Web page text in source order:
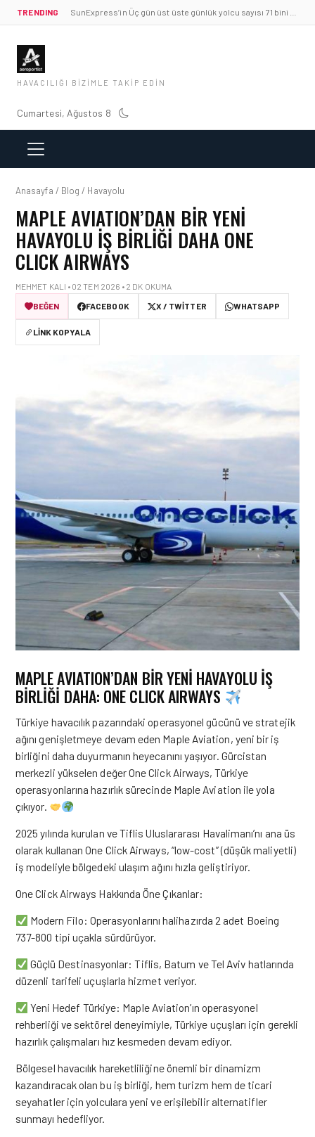
TRENDING
HAVACILIĞI BIZIMLE TAKIP EDIN
Cumartesi, Ağustos 8
Anasayfa / Blog / Havayolu
MAPLE AVIATION’DAN BIR YENI
HAVAYOLU İŞ BIRLIĞI DAHA ONE
CLICK AIRWAYS
MEHMET KALI • 02 TEM 2026 • 2 DK OKUMA
BEĞEN
FACEBOOK X / TWITTER WHATSAPP
LINK KOPYALA
MAPLE AVIATION’DAN BİR YENİ HAVAYOLU İŞ
BİRLİĞİ DAHA: ONE CLICK AIRWAYS
Türkiye havacılık pazarındaki operasyonel gücünü ve stratejik
ağını genişletmeye devam eden Maple Aviation, yeni bir iş
birliğini daha duyurmanın heyecanını yaşıyor. Gürcistan
merkezli yükselen değer One Click Airways, Türkiye
operasyonlarına hazırlık sürecinde Maple Aviation ile yola
çıkıyor.
2025 yılında kurulan ve Tiflis Uluslararası Havalimanı’nı ana üs
olarak kullanan One Click Airways, “low-cost” (düşük maliyetli)
iş modeliyle bölgedeki ulaşım ağını hızla geliştiriyor.
One Click Airways Hakkında Öne Çıkanlar:
Modern Filo: Operasyonlarını halihazırda 2 adet Boeing
737-800 tipi uçakla sürdürüyor.
Güçlü Destinasyonlar: Tiflis, Batum ve Tel Aviv hatlarında
düzenli tarifeli uçuşlarla hizmet veriyor.
Yeni Hedef Türkiye: Maple Aviation’ın operasyonel
rehberliği ve sektörel deneyimiyle, Türkiye uçuşları için gerekli
hazırlık çalışmaları hız kesmeden devam ediyor.
Bölgesel havacılık hareketliliğine önemli bir dinamizm
kazandıracak olan bu iş birliği, hem turizm hem de ticari
seyahatler için yolculara yeni ve erişilebilir alternatifler
sunmayı hedefliyor.